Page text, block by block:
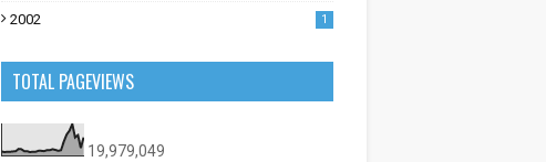
2002 1
TOTAL PAGEVIEWS
19,979,049